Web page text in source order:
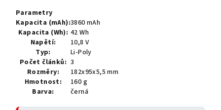
Parametry
Kapacita (mAh):3860 mAh
Kapacita (Wh): 42 Wh
Napětí:
10,8 V
Typ:
Li-Poly
Počet článků: 3
Rozměry:
182x95x5,5 mm
Hmotnost:
160 g
Barva:
černá